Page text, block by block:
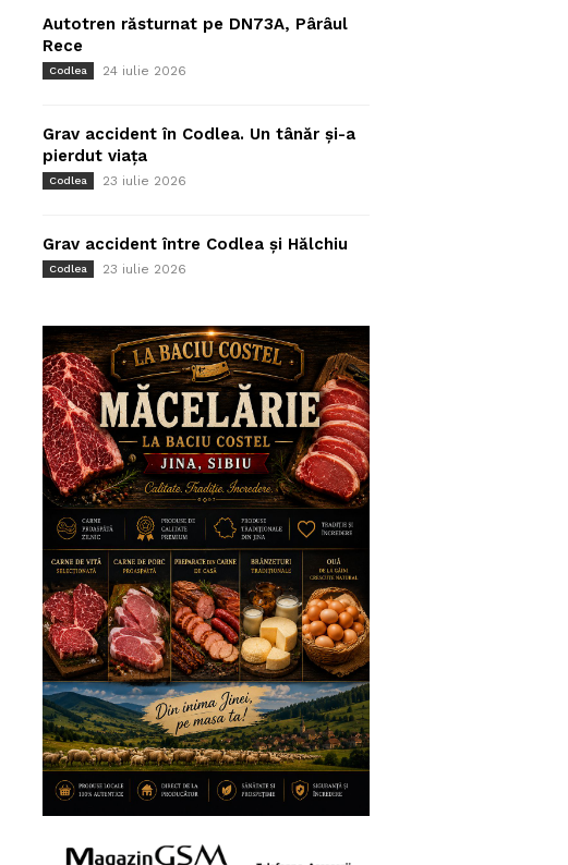
Autotren răsturnat pe DN73A, Pârâul
Rece
Codlea 24 iulie 2026
Grav accident în Codlea. Un tânăr și-a
pierdut viața
Codlea 23 iulie 2026
Grav accident între Codlea și Hălchiu
Codlea 23 iulie 2026